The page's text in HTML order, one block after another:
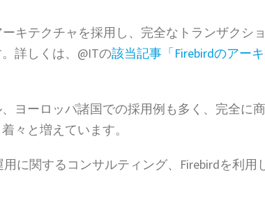
ーキテクチャを採用し、完全なトランザクシ
詳しくは、@ITの該当記事「Firebirdのアー
ヨーロッパ諸国での採用例も多く、完全に
々と増えています。
に関するコンサルティング、Firebirdを利用